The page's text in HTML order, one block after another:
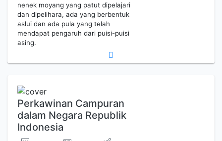
nenek moyang yang patut dipelajari
dan dipelihara, ada yang berbentuk
aslui dan ada pula yang telah
mendapat pengaruh dari puisi-puisi
asing.
Perkawinan Campuran
dalam Negara Republik
Indonesia